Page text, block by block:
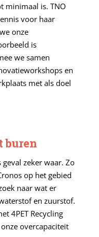
minimaal is. TNO
voor haar
onze
is
we samen
en
met als doel
buren
zeker waar. Zo
op het gebied
naar wat er
en zuurstof.
4PET Recycling
overcapaciteit